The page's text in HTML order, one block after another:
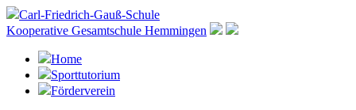
Carl-Friedrich-Gauß-Schule
Kooperative Gesamtschule Hemmingen
Home
Sporttutorium
Förderverein